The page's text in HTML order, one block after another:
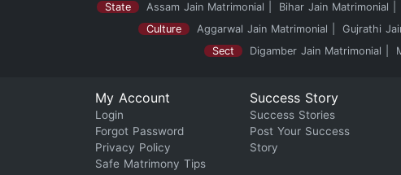
State
Assam Jain Matrimonial Bihar Jain Matrimonial
Culture
Aggarwal Jain Matrimonial Gujrathi
Sect
Digamber Jain Matrimonial
My Account
Login
Forgot Password
Privacy Policy
Safe Matrimony Tips
Success Story
Success Stories
Post Your Success
Story